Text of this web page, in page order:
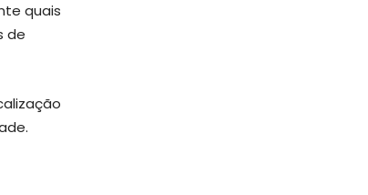
quais
de